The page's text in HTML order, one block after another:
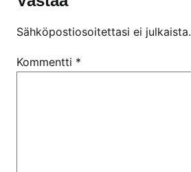
Sähköpostiosoitettasi ei julkaista.
Kommentti *